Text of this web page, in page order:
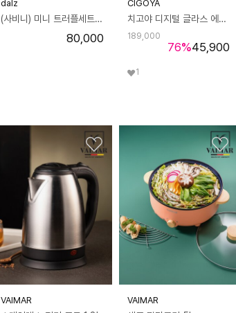
dalz
(사비니) 미니 트러플세트 2호 (쇼핑백 증정)
80,000
CIGOYA
치고야 디지털 글라스 에어프라이어 5L
76%
189,000
45,900
1
VAIMAR VAIMAR